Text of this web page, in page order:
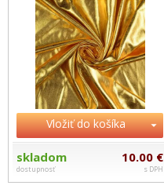
Vložiť do košíka
skladom
dostupnosť
10.00 €
s DPH